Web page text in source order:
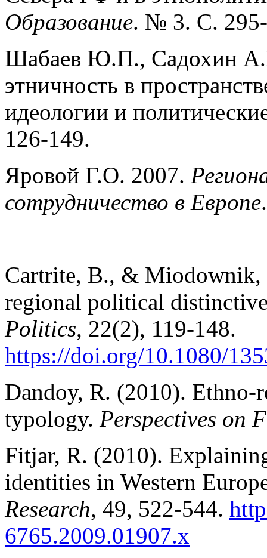
Образование. № 3. С.
Шабаев Ю.П., Садохин
этничность в
идеологии и
126-149.
Яровой Г.О. 2007.
сотрудничество в Европе
Cartrite, B., & Miodownik,
regional political
Politics, 22(2), 119-148.
https://doi.org/10.1080/
Dandoy, R. (2010). Ethno-
typology. Perspectives on
Fitjar, R. (2010).
identities in Western
Research, 49, 522-544.
6765.2009.01907.x